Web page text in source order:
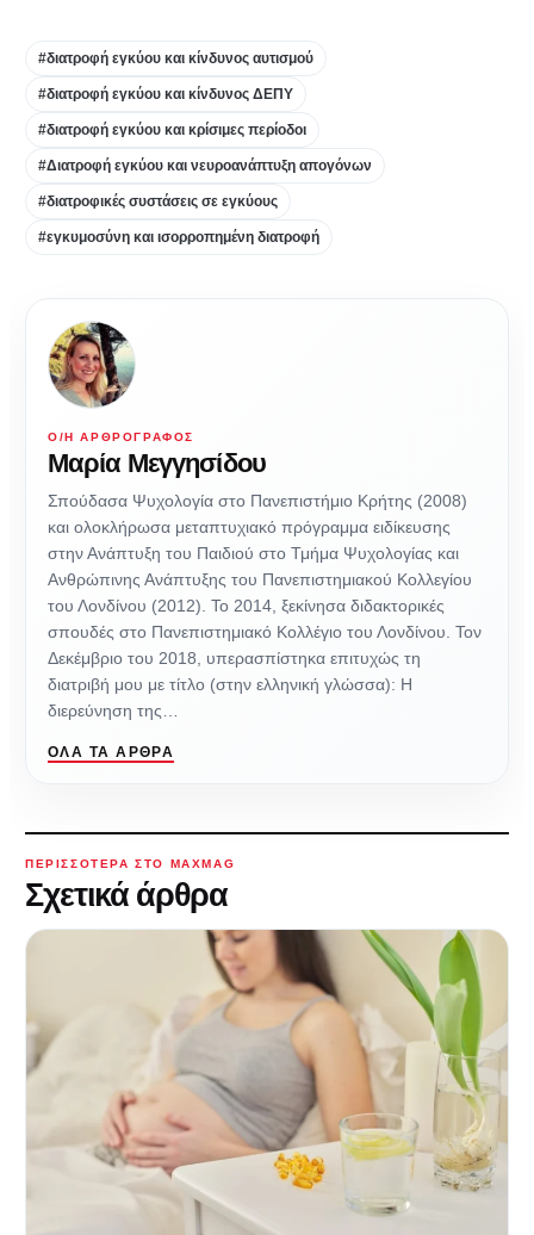
#διατροφή εγκύου και κίνδυνος αυτισμού
#διατροφή εγκύου και κίνδυνος ΔΕΠΥ
#διατροφή εγκύου και κρίσιμες περίοδοι
#Διατροφή εγκύου και νευροανάπτυξη απογόνων
#διατροφικές συστάσεις σε εγκύους
#εγκυμοσύνη και ισορροπημένη διατροφή
Ο/Η ΑΡΘΡΟΓΡΆΦΟΣ
Μαρία Μεγγησίδου
Σπούδασα Ψυχολογία στο Πανεπιστήμιο Κρήτης (2008)
και ολοκλήρωσα μεταπτυχιακό πρόγραμμα ειδίκευσης
στην Ανάπτυξη του Παιδιού στο Τμήμα Ψυχολογίας και
Ανθρώπινης Ανάπτυξης του Πανεπιστημιακού Κολλεγίου
του Λονδίνου (2012). Το 2014, ξεκίνησα διδακτορικές
σπουδές στο Πανεπιστημιακό Κολλέγιο του Λονδίνου. Τον
Δεκέμβριο του 2018, υπερασπίστηκα επιτυχώς τη
διατριβή μου με τίτλο (στην ελληνική γλώσσα): Η
διερεύνηση της…
ΌΛΑ ΤΑ ΆΡΘΡΑ
ΠΕΡΙΣΣΌΤΕΡΑ ΣΤΟ MAXMAG
Σχετικά άρθρα